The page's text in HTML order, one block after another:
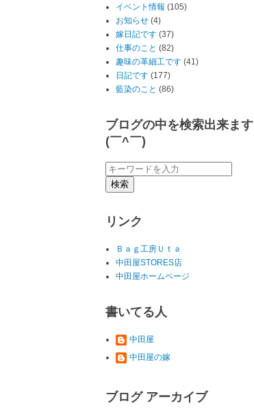
イベント情報 (105)
お知らせ (4)
嫁日記です (37)
仕事のこと (82)
趣味の革細工です (41)
日記です (177)
藍染のこと (86)
ブログの中を検索出来ます
(￣^￣)ゞ
リンク
Ｂａｇ工房Ｕｔａ
中田屋STORES店
中田屋ホームページ
書いてる人
中田屋
中田屋の嫁
ブログ アーカイブ